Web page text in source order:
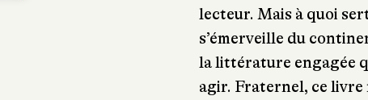
lecteur. Mais à quoi
s’émerveille du
la littérature engagée
agir. Fraternel, ce